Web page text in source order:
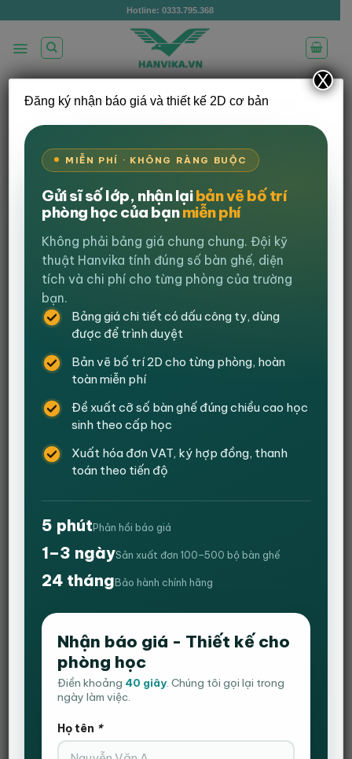
qua
dung
Hotline: 0333.795.368
TRANG CHỦ / BÀN VĂN PHÒNG / BÀN GIÁM ĐỐC
2,100,000₫
Giá
gốc
là:
2,100,000 ₫.
1,550,000
hiện
là:
Màu sản phẩm: phong phú và đa dạng thoải mái lựa chọn
Chất liệu: gỗ công nghiệp ( Không hộc tủ )
Bàn có màu sắc phong phú, đáp ứng nhiều nhu cầu lựa
Bảo hành:12tháng
THÊM VÀO GIỎ HÀNG
Đăng ký nhận báo giá và thiết kế 2D cơ bản
MIỄN PHÍ · KHÔNG RÀNG BUỘC
Gửi sĩ số lớp, nhận lạibản vẽ bố trí
phòng học của bạnmiễn phí
Không phải bảng giá chung chung. Đội kỹ
thuật Hanvika tính đúng số bàn ghế, diện
tích và chi phí cho từng phòng của trường
bạn.
Bảng giá chi tiết có dấu công ty, dùng
được để trình duyệt
Bản vẽ bố trí 2D cho từng phòng, hoàn
toàn miễn phí
Đề xuất cỡ số bàn ghế đúng chiều cao học
sinh theo cấp học
Xuất hóa đơn VAT, ký hợp đồng, thanh
toán theo tiến độ
5 phútPhản hồi báo giá
1–3 ngàySản xuất đơn 100–500 bộ bàn ghế
24 thángBảo hành chính hãng
Nhận báo giá - Thiết kế cho
phòng học
Điền khoảng 40 giây. Chúng tôi gọi lại trong
ngày làm việc.
Họ tên *
X